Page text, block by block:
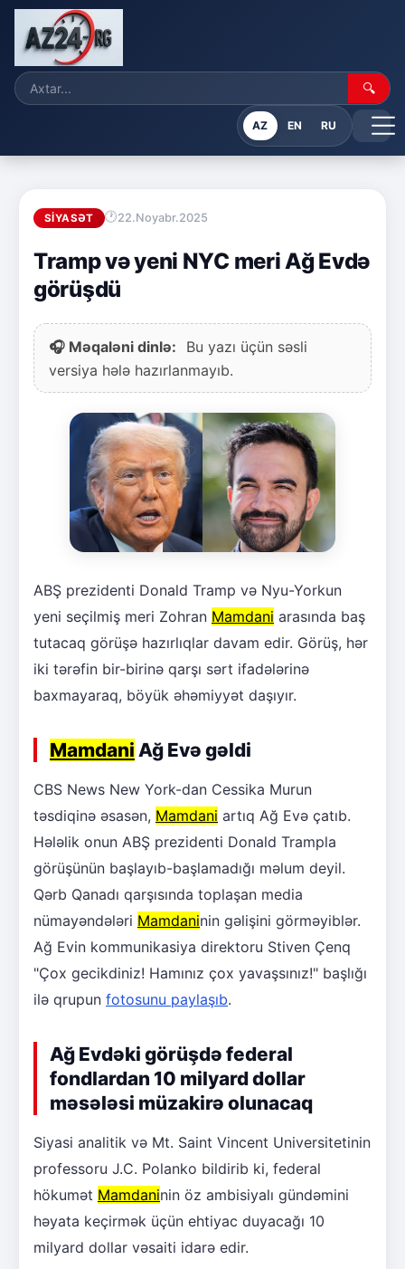
🔍
AZ EN RU
SIYASƏT 22.Noyabr.2025
Tramp və yeni NYC meri Ağ Evdə
görüşdü
🎧 Məqaləni dinlə:
Bu yazı üçün səsli
versiya hələ hazırlanmayıb.
ABŞ prezidenti Donald Tramp və Nyu-Yorkun
yeni seçilmiş meri Zohran Mamdani arasında baş
tutacaq görüşə hazırlıqlar davam edir. Görüş, hər
iki tərəfin bir-birinə qarşı sərt ifadələrinə
baxmayaraq, böyük əhəmiyyət daşıyır.
Mamdani Ağ Evə gəldi
CBS News New York-dan Cessika Murun
təsdiqinə əsasən, Mamdani artıq Ağ Evə çatıb.
Hələlik onun ABŞ prezidenti Donald Trampla
görüşünün başlayıb-başlamadığı məlum deyil.
Qərb Qanadı qarşısında toplaşan media
nümayəndələri Mamdaninin gəlişini görməyiblər.
Ağ Evin kommunikasiya direktoru Stiven Çenq
"Çox gecikdiniz! Hamınız çox yavaşsınız!" başlığı
ilə qrupun fotosunu paylaşıb.
Ağ Evdəki görüşdə federal
fondlardan 10 milyard dollar
məsələsi müzakirə olunacaq
Siyasi analitik və Mt. Saint Vincent Universitetinin
professoru J.C. Polanko bildirib ki, federal
hökumət Mamdaninin öz ambisiyalı gündəmini
həyata keçirmək üçün ehtiyac duyacağı 10
milyard dollar vəsaiti idarə edir.